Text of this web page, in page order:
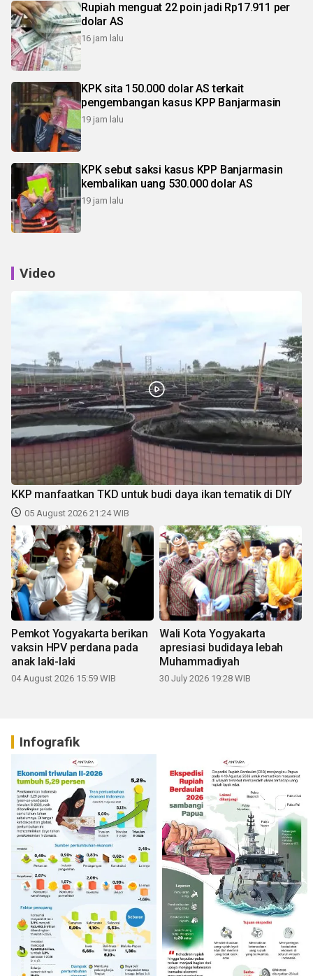
Rupiah menguat 22 poin jadi Rp17.911 per
dolar AS
16 jam lalu
KPK sita 150.000 dolar AS terkait
pengembangan kasus KPP Banjarmasin
19 jam lalu
KPK sebut saksi kasus KPP Banjarmasin
kembalikan uang 530.000 dolar AS
19 jam lalu
Video
KKP manfaatkan TKD untuk budi daya ikan tematik di DIY
05 August 2026 21:24 WIB
Pemkot Yogyakarta berikan
vaksin HPV perdana pada
anak laki-laki
04 August 2026 15:59 WIB
Wali Kota Yogyakarta
apresiasi budidaya lebah
Muhammadiyah
30 July 2026 19:28 WIB
Infografik